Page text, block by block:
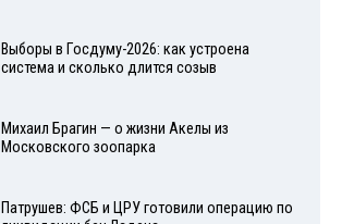
Выборы в Госдуму-2026: как устроена
система и сколько длится созыв
Михаил Брагин — о жизни Акелы из
Московского зоопарка
Патрушев: ФСБ и ЦРУ готовили операцию по